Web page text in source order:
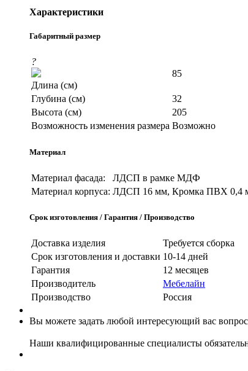
Характеристики
Габаритный размер
?
Длина (см)
85
Глубина (см)
32
Высота (см)
205
Возможность изменения размера Возможно
Материал
Материал фасада:
ЛДСП в рамке МДФ
Материал корпуса: ЛДСП 16 мм, Кромка ПВХ 0,4
Срок изготовления / Гарантия / Производство
Доставка изделия
Требуется сборка
Срок изготовления и доставки 10-14 дней
Гарантия
12 месяцев
Производитель
Мебелайн
Производство
Россия
Вы можете задать любой интересующий вас вопрос
Наши квалифицированные специалисты